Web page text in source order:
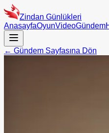
Zindan Günlükleri
AnasayfaOyunVideoGündem
← Gündem Sayfasına Dön